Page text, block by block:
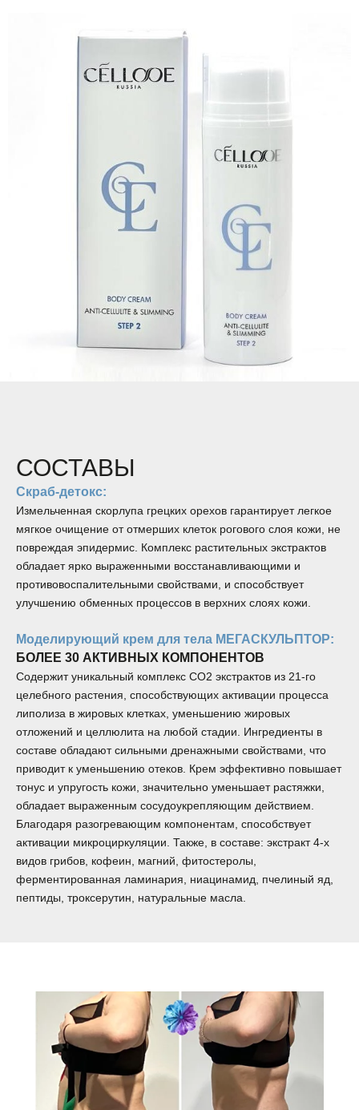
СОСТАВЫ
Скраб-детокс:
Измельченная скорлупа грецких орехов гарантирует легкое
мягкое очищение от отмерших клеток рогового слоя кожи, не
повреждая эпидермис. Комплекс растительных экстрактов
обладает ярко выраженными восстанавливающими и
противовоспалительными свойствами, и способствует
улучшению обменных процессов в верхних слоях кожи.
Моделирующий крем для тела МЕГАСКУЛЬПТОР:
БОЛЕЕ 30 АКТИВНЫХ КОМПОНЕНТОВ
Содержит уникальный комплекс СО2 экстрактов из 21-го
целебного растения, способствующих активации процесса
липолиза в жировых клетках, уменьшению жировых
отложений и целлюлита на любой стадии. Ингредиенты в
составе обладают сильными дренажными свойствами, что
приводит к уменьшению отеков. Крем эффективно повышает
тонус и упругость кожи, значительно уменьшает растяжки,
обладает выраженным сосудоукрепляющим действием.
Благодаря разогревающим компонентам, способствует
активации микроциркуляции. Также, в составе: экстракт 4-х
видов грибов, кофеин, магний, фитостеролы,
ферментированная ламинария, ниацинамид, пчелиный яд,
пептиды, троксерутин, натуральные масла.